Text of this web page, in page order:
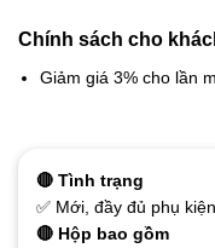
Chính sách cho
Giảm giá 3% cho lần
🔴 Tình trạng
✅ Mới, đầy đủ phụ
🔴 Hộp bao gồm